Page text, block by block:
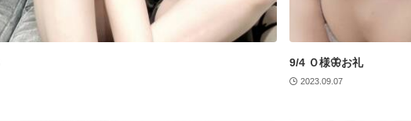
9/4 Ｏ様🦋お礼
2023.09.07